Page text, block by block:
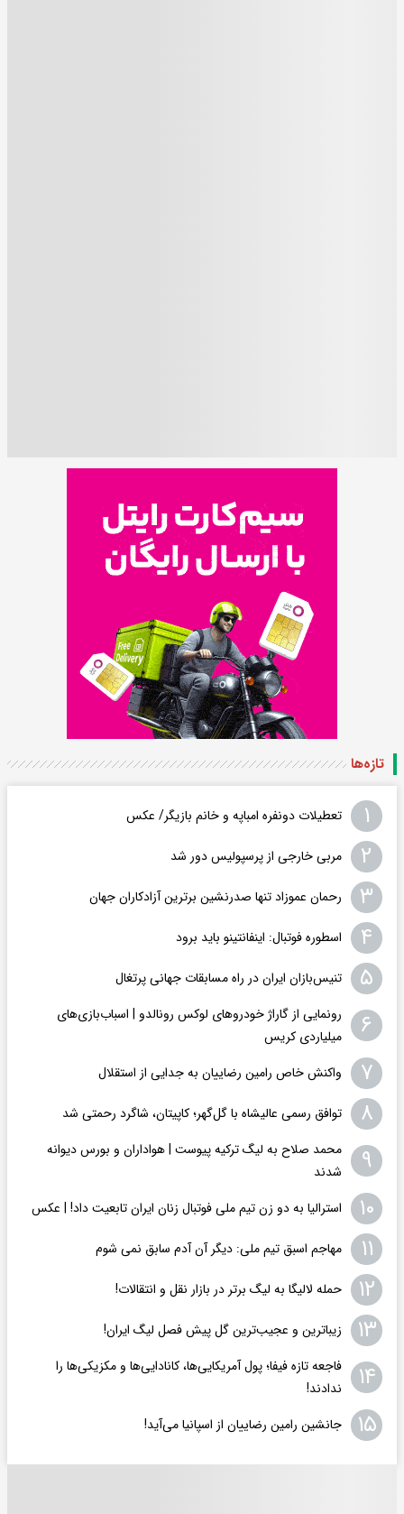
تازه‌ها
۱ تعطیلات دونفره امباپه و خانم بازیگر/ عکس
۲ مربی خارجی از پرسپولیس دور شد
۳ رحمان عموزاد تنها صدرنشین برترین آزادکاران جهان
۴ اسطوره فوتبال: اینفانتینو باید برود
۵ تنیس‌بازان ایران در راه مسابقات جهانی پرتغال
۶
رونمایی از گاراژ خودروهای لوکس رونالدو | اسباب‌‌بازی‌های
میلیاردی کریس
۷ واکنش خاص رامین رضاییان به جدایی از استقلال
۸ توافق رسمی عالیشاه با گل‌گهر؛ کاپیتان، شاگرد رحمتی شد
۹
محمد صلاح به لیگ ترکیه پیوست | هواداران و بورس دیوانه
شدند
۱۰ استرالیا به دو زن تیم ملی فوتبال زنان ایران تابعیت داد! | عکس
۱۱ مهاجم اسبق تیم ملی: دیگر آن آدم سابق نمی شوم
۱۲ حمله لالیگا به لیگ برتر در بازار نقل و انتقالات!
۱۳ زیباترین و عجیب‌ترین گل پیش فصل لیگ ایران!
۱۴
فاجعه تازه فیفا؛ پول آمریکایی‌ها، کانادایی‌ها و مکزیکی‌ها را
ندادند!
۱۵ جانشین رامین رضاییان از اسپانیا می‌آید!